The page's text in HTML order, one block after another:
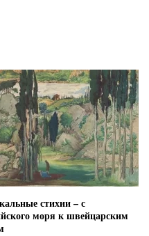
стихии – с
моря к швейцарским